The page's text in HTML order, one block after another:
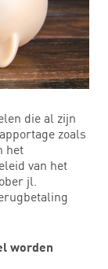
die al zijn
zoals
het
van het
jl.
worden